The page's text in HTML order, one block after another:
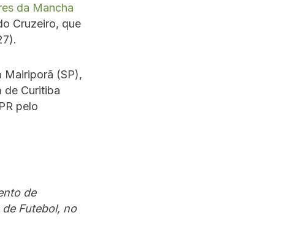
da Mancha
Cruzeiro, que
Mairiporã (SP),
de Curitiba
pelo
de
Futebol, no